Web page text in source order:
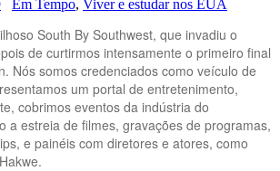
Em Tempo, Viver e estudar nos EUA
South By Southwest, que invadiu o
de curtirmos intensamente o primeiro final
Nós somos credenciados como veículo de
um portal de entretenimento,
cobrimos eventos da indústria do
a estreia de filmes, gravações de programas,
e painéis com diretores e atores, como